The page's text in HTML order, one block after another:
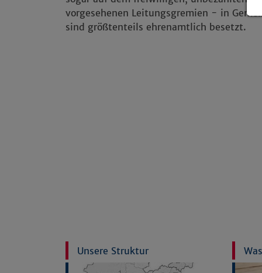
vorgesehenen Leitungsgremien - in
sind größtenteils ehrenamtlich besetzt.
Unsere Struktur